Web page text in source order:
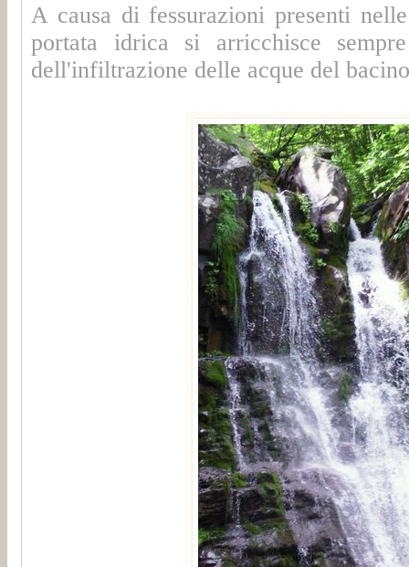
A causa di fessurazioni presenti
portata idrica si arricchisce
dell'infiltrazione delle acque del